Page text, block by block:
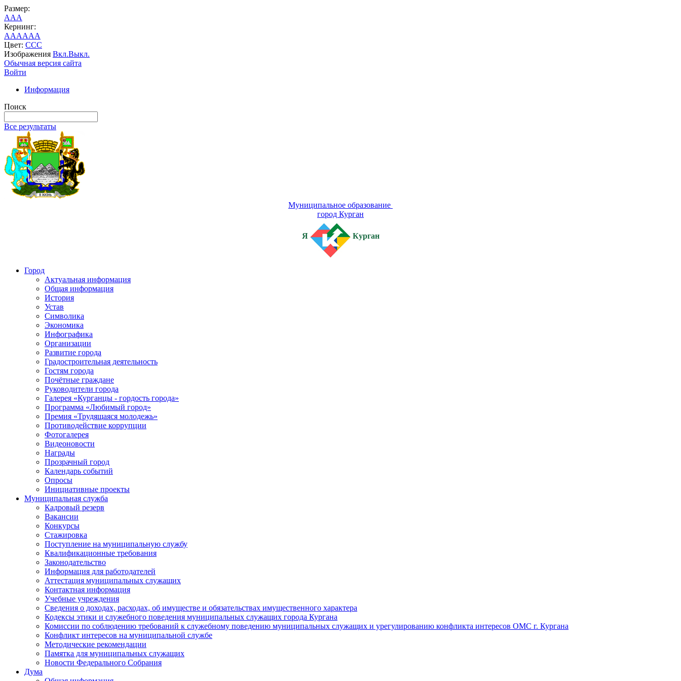
Размер:
AAA
Кернинг:
AAAAAA
Цвет: CCC
Изображения Вкл.Выкл.
Обычная версия сайта
Войти
Информация
Поиск
Все результаты
Муниципальное образование
город Курган
Я Курган
Город
Актуальная информация
Общая информация
История
Устав
Символика
Экономика
Инфографика
Организации
Развитие города
Градостроительная деятельность
Гостям города
Почётные граждане
Руководители города
Галерея «Курганцы - гордость города»
Программа «Любимый город»
Премия «Трудящаяся молодежь»
Противодействие коррупции
Фотогалерея
Видеоновости
Награды
Прозрачный город
Календарь событий
Опросы
Инициативные проекты
Муниципальная служба
Кадровый резерв
Вакансии
Конкурсы
Стажировка
Поступление на муниципальную службу
Квалификационные требования
Законодательство
Информация для работодателей
Аттестация муниципальных служащих
Контактная информация
Учебные учреждения
Сведения о доходах, расходах, об имуществе и обязательствах имущественного характера
Кодексы этики и служебного поведения муниципальных служащих города Кургана
Комиссии по соблюдению требований к служебному поведению муниципальных служащих и урегулированию конфликта интересов ОМС г. Кургана
Конфликт интересов на муниципальной службе
Методические рекомендации
Памятка для муниципальных служащих
Новости Федерального Cобрания
Дума